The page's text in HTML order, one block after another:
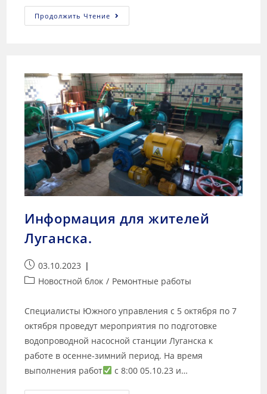
Продолжить Чтение
Информация для жителей
Луганска.
03.10.2023
Новостной блок / Ремонтные работы
Специалисты Южного управления с 5 октября по 7
октября проведут мероприятия по подготовке
водопроводной насосной станции Луганска к
работе в осенне-зимний период. На время
выполнения работ
с 8:00 05.10.23 и…